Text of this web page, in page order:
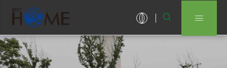
 